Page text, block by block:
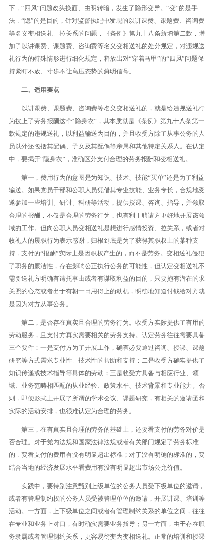
下，“四风”问题改头换面、由明转暗，发生了隐形变异。“变”的是手
法，“隐”的是目的，针对监督执纪中发现的以讲课费、课题费、咨询费
等名义变相送礼、拉关系的问题，《条例》第九十八条新增第二款，增
加了以讲课费、课题费、咨询费等名义变相送礼的处分规定，对违规送
礼行为的特殊情形进行细化规定，释放出对“穿着马甲”的“四风”问题保
持紧盯不放、寸步不让高压态势的鲜明信号。
二、适用要点
以讲课费、课题费、咨询费等名义变相送礼的，就是给违规送礼行
为披上了劳务报酬这个“隐身衣”，其本质就是《条例》第九十八条第一
款规定的违规送礼，以利益输送为目的，并且收受方除了从事公务的人
员以外还包括其配偶、子女及其配偶等亲属和其他特定关系人。在认定
中，要揭开“隐身衣”，准确区分支付合理的劳务报酬和变相送礼。
第一，费用行为的意图是为知识、技术、技能“买单”还是为了利益
输送。如果党员干部和公职人员凭借其专业技能、业务专长，合规地受
邀参加一些培训、研讨、科研等活动，提供授课、咨询、指导，并领取
合理的报酬，不仅是合理的劳务行为，也有利于聘请方更好地开展该领
域的工作。但向公职人员变相送礼是想进行感情投资、拉关系，或者对
收礼人的履职行为表示感谢，归根到底是为了获得其职权上的某种支
持，支付的“报酬”实际上是因职权产生的，而不是劳务。变相送礼侵犯
了职务的廉洁性，存在影响公正执行公务的可能性，但认定变相送礼不
需要送礼方明确有请托事由或者有谋取利益的目的，只要抱有潜在的求
关照的心态或者出于有朝一日用得上的动机，明确地知道付钱给对方就
是因为对方从事公务。
第二，是否存在真实且合理的劳务行为。收受方实际提供了有用的
劳动服务，且支付方真实需要相关的劳务支持。认定劳务往往需要具备
三个要件：一是支付方为了开展工作，确有必要通过咨询、授课、课题
研究等方式需求专业性、技术性的帮助和支持；二是收受方确实提供了
知识传递或技术指导等具体的劳动；三是收受方具备与相应行业、领
域、业务范畴相匹配的从业经验、政策水平、技术背景和专业能力。否
则，即便形式上开展了所谓的学术会议、课题研究，有相关的邀请函和
实际的活动安排，也很难认定为合理的劳务。
第三，在有真实且合理的劳务的基础上，还要看支付的劳务对价是
否合理。对于党内法规和国家法律法规或者有关部门规定了劳务标准
的，要看支付的费用有没有明显超出标准；对于没有明确的标准的，要
结合当地的经济发展水平看费用有没有明显超出市场公允价值。
实践中，要特别注意甄别上级单位的公务人员受下级单位的邀请，
或者有管理制约权的公务人员受被管理单位的邀请，开展讲课、培训等
活动。一方面，上下级单位之间或者有管理制约关系的单位之间，往往
在专业和业务上对口，有时确实需要业务指导；另一方面，由于存在职
务隶属或者管理制约关系，更容易衍变为变相送礼。正常的培训和授课